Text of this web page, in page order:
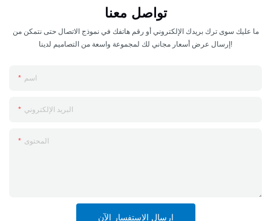
تواصل معنا
ما عليك سوى ترك بريدك الإلكتروني أو رقم هاتفك في نموذج الاتصال حتى نتمكن من
إرسال عرض أسعار مجاني لك لمجموعة واسعة من التصاميم لدينا!
اسم
البريد الإلكتروني
المحتوى
إرسال الاستفسار الآن